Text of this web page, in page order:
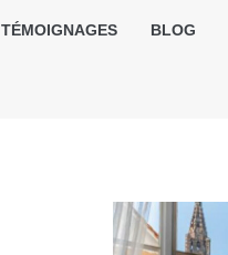
TÉMOIGNAGES BLOG